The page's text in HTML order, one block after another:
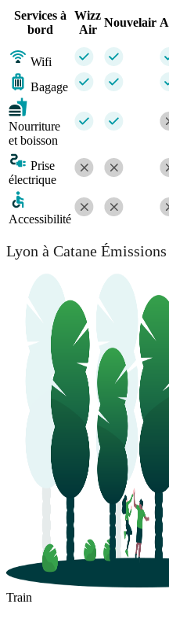
Services à
bord
Wizz
Air
Nouvelair
Wifi
Bagage
Nourriture
et boisson
Prise
électrique
Accessibilité
Lyon à Catane
Train